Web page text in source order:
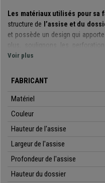
Les matériaux utilisés pour
structure de l’assise et du
et possède un design qui
plus, soulignons les
circulation de l’air. Sa
offrir à vos clients ou invités
utiliser lors des réunions, avec
réceptions, les bureaux,
celle qui s’adapte le mieux à vos
monté dans sa totalité.
Cette
Voir plus
FABRICANT
Matériel
Couleur
Hauteur de l'assise
Largeur de l'assise
Profondeur de l'assise
Hauteurdu dossier